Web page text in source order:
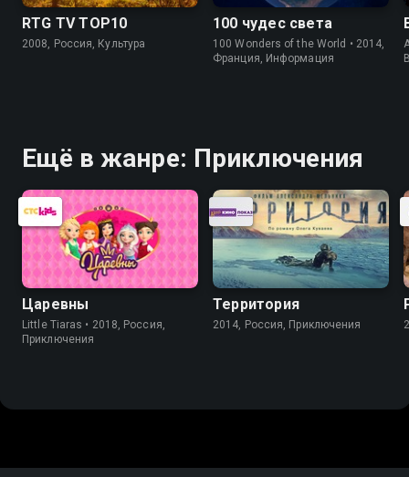
RTG TV TOP10
2008, Россия, Культура
100 чудес света
100 Wonders of the World • 2014,
Франция, Информация
Ещё в жанре: Приключения
Царевны
Little Tiaras • 2018, Россия,
Приключения
Территория
2014, Россия, Приключения